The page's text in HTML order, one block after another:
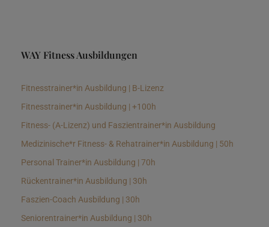
WAY Fitness Ausbildungen
Fitnesstrainer*in Ausbildung | B-Lizenz
Fitnesstrainer*in Ausbildung | +100h
Fitness- (A-Lizenz) und Faszientrainer*in Ausbildung
Medizinische*r Fitness- & Rehatrainer*in Ausbildung | 50h
Personal Trainer*in Ausbildung | 70h
Rückentrainer*in Ausbildung | 30h
Faszien-Coach Ausbildung | 30h
Seniorentrainer*in Ausbildung | 30h